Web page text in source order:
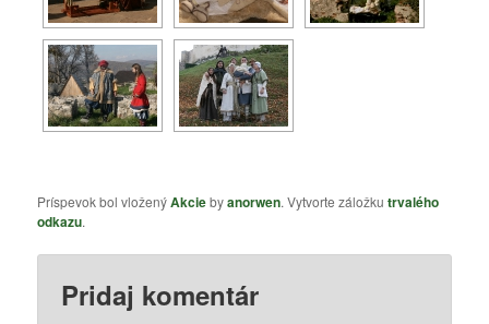
Príspevok bol vloženýAkciebyanorwen. Vytvorte záložkutrvalého
odkazu.
Pridaj komentár